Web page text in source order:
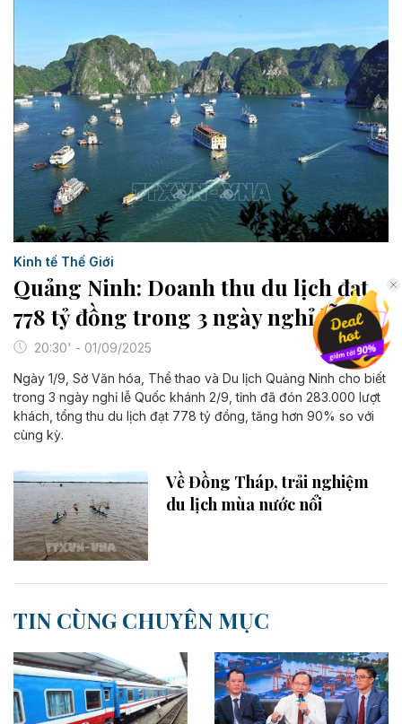
Kinh tế Thế Giới
Quảng Ninh: Doanh thu du lịch đạt
778 tỷ đồng trong 3 ngày nghỉ lễ
20:30' - 01/09/2025
Ngày 1/9, Sở Văn hóa, Thể thao và Du lịch Quảng Ninh cho biết
trong 3 ngày nghỉ lễ Quốc khánh 2/9, tỉnh đã đón 283.000 lượt
khách, tổng thu du lịch đạt 778 tỷ đồng, tăng hơn 90% so với
cùng kỳ.
Về Đồng Tháp, trải nghiệm
du lịch mùa nước nổi
TIN CÙNG CHUYÊN MỤC